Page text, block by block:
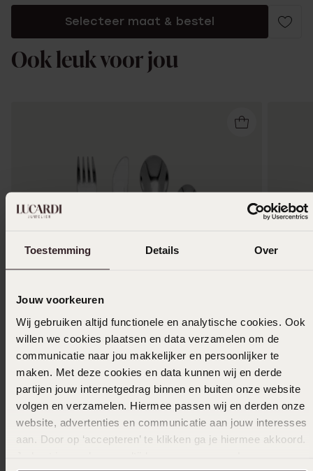
Toestemming Details Over
Jouw voorkeuren
Wij gebruiken altijd functionele en analytische cookies. Ook
willen we cookies plaatsen en data verzamelen om de
communicatie naar jou makkelijker en persoonlijker te
maken. Met deze cookies en data kunnen wij en derde
partijen jouw internetgedrag binnen en buiten onze website
volgen en verzamelen. Hiermee passen wij en derden onze
website, advertenties en communicatie aan jouw interesses
aan. Door op ‘accepteren’ te klikken ga je hiermee akkoord.
Selecteer maat & bestel
Ook leuk voor jou
Besteksetje huisdieren 4 delig
29 95
Personaliseer Nieuw
hanger
3999
Anderen kochten ook